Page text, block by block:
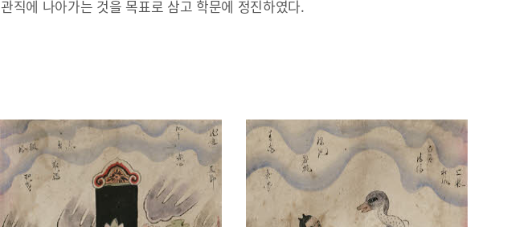
관직에 나아가는 것을 목표로 삼고 학문에 정진하였다.